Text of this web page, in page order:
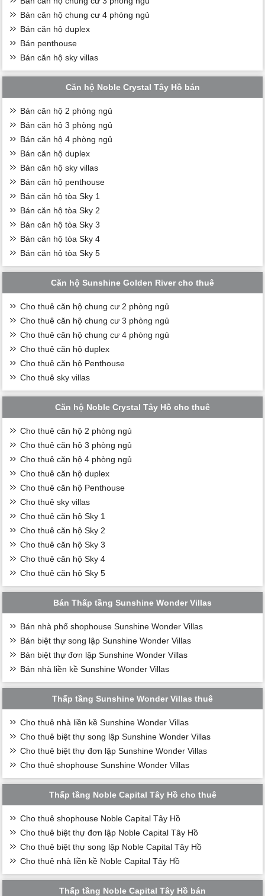
Bán căn hộ chung cư 4 phòng ngủ
Bán căn hộ duplex
Bán penthouse
Bán căn hộ sky villas
Căn hộ Noble Crystal Tây Hồ bán
Bán căn hộ 2 phòng ngủ
Bán căn hộ 3 phòng ngủ
Bán căn hộ 4 phòng ngủ
Bán căn hộ duplex
Bán căn hộ sky villas
Bán căn hộ penthouse
Bán căn hộ tòa Sky 1
Bán căn hộ tòa Sky 2
Bán căn hộ tòa Sky 3
Bán căn hộ tòa Sky 4
Bán căn hộ tòa Sky 5
Căn hộ Sunshine Golden River cho thuê
Cho thuê căn hộ chung cư 2 phòng ngủ
Cho thuê căn hộ chung cư 3 phòng ngủ
Cho thuê căn hộ chung cư 4 phòng ngủ
Cho thuê căn hộ duplex
Cho thuê căn hộ Penthouse
Cho thuê sky villas
Căn hộ Noble Crystal Tây Hồ cho thuê
Cho thuê căn hộ 2 phòng ngủ
Cho thuê căn hộ 3 phòng ngủ
Cho thuê căn hộ 4 phòng ngủ
Cho thuê căn hộ duplex
Cho thuê căn hộ Penthouse
Cho thuê sky villas
Cho thuê căn hộ Sky 1
Cho thuê căn hộ Sky 2
Cho thuê căn hộ Sky 3
Cho thuê căn hộ Sky 4
Cho thuê căn hộ Sky 5
Bán Thấp tầng Sunshine Wonder Villas
Bán nhà phố shophouse Sunshine Wonder Villas
Bán biệt thự song lập Sunshine Wonder Villas
Bán biệt thự đơn lập Sunshine Wonder Villas
Bán nhà liền kề Sunshine Wonder Villas
Thấp tầng Sunshine Wonder Villas thuê
Cho thuê nhà liền kề Sunshine Wonder Villas
Cho thuê biệt thự song lập Sunshine Wonder Villas
Cho thuê biệt thự đơn lập Sunshine Wonder Villas
Cho thuê shophouse Sunshine Wonder Villas
Thấp tầng Noble Capital Tây Hồ cho thuê
Cho thuê shophouse Noble Capital Tây Hồ
Cho thuê biệt thự đơn lập Noble Capital Tây Hồ
Cho thuê biệt thự song lập Noble Capital Tây Hồ
Cho thuê nhà liền kề Noble Capital Tây Hồ
Thấp tầng Noble Capital Tây Hồ bán